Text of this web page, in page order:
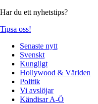
Har du ett nyhetstips?
Tipsa oss!
Senaste nytt
Svenskt
Kungligt
Hollywood & Världen
Politik
Vi avslöjar
Kändisar A-Ö